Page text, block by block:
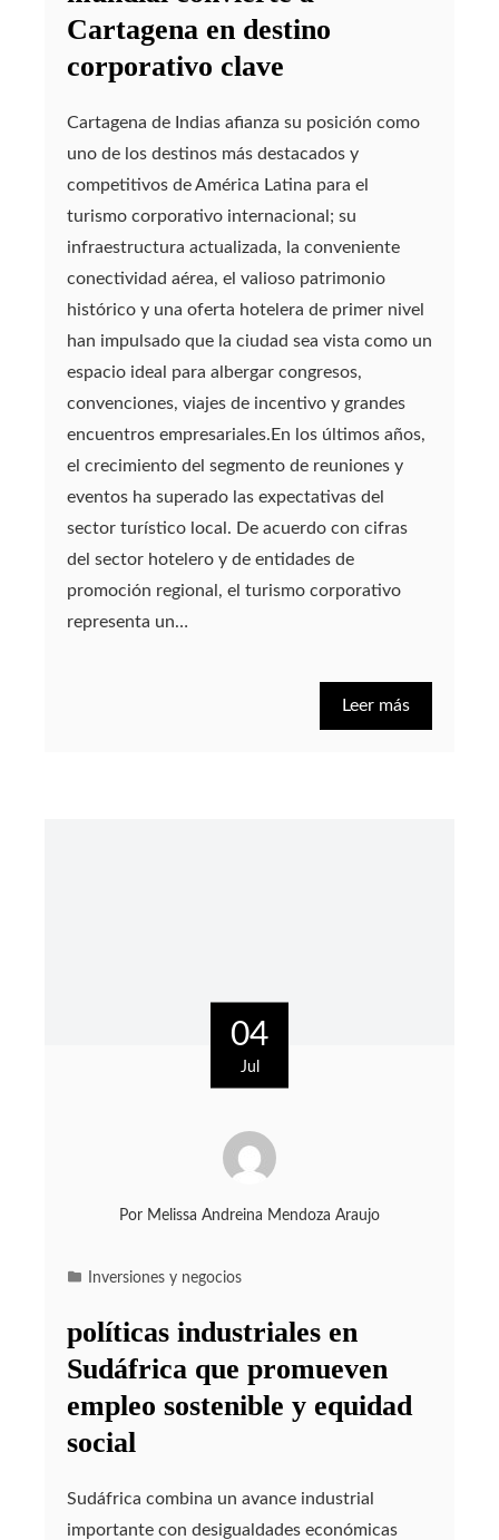
Cartagena en destino
corporativo clave
Cartagena de Indias afianza su posición como
uno de los destinos más destacados y
competitivos de América Latina para el
turismo corporativo internacional; su
infraestructura actualizada, la conveniente
conectividad aérea, el valioso patrimonio
histórico y una oferta hotelera de primer nivel
han impulsado que la ciudad sea vista como un
espacio ideal para albergar congresos,
convenciones, viajes de incentivo y grandes
encuentros empresariales.En los últimos años,
el crecimiento del segmento de reuniones y
eventos ha superado las expectativas del
sector turístico local. De acuerdo con cifras
del sector hotelero y de entidades de
promoción regional, el turismo corporativo
representa un…
Leer más
04
Jul
Por Melissa Andreina Mendoza Araujo
Inversiones y negocios
políticas industriales en
Sudáfrica que promueven
empleo sostenible y equidad
social
Sudáfrica combina un avance industrial
importante con desigualdades económicas